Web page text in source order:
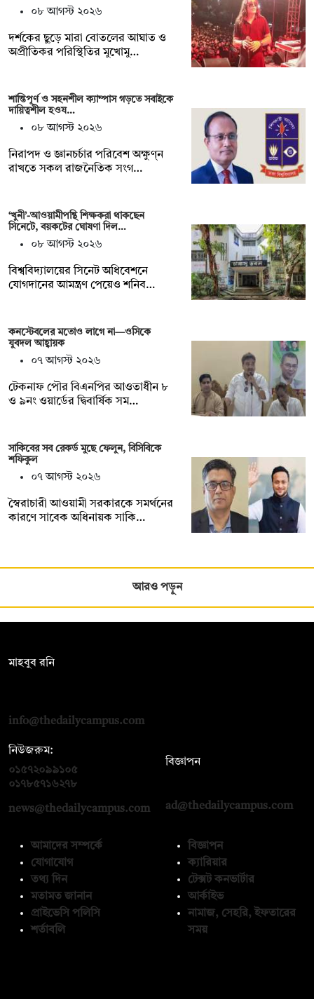
০৮ আগস্ট ২০২৬
দর্শকের ছুড়ে মারা বোতলের আঘাত ও
অপ্রীতিকর পরিস্থিতির মুখোমু…
শান্তিপূর্ণ ও সহনশীল ক্যাম্পাস গড়তে সবাইকে
দায়িত্বশীল হওয…
০৮ আগস্ট ২০২৬
নিরাপদ ও জ্ঞানচর্চার পরিবেশ অক্ষুণ্ন
রাখতে সকল রাজনৈতিক সংগ…
‘খুনী’-আওয়ামীপন্থি শিক্ষকরা থাকছেন
সিনেটে, বয়কটের ঘোষণা দিল…
০৮ আগস্ট ২০২৬
বিশ্ববিদ্যালয়ের সিনেট অধিবেশনে
যোগদানের আমন্ত্রণ পেয়েও শনিব…
কনস্টেবলের মতোও লাগে না—ওসিকে
যুবদল আহ্বায়ক
০৭ আগস্ট ২০২৬
টেকনাফ পৌর বিএনপির আওতাধীন ৮
ও ৯নং ওয়ার্ডের দ্বিবার্ষিক সম…
সাকিবের সব রেকর্ড মুছে ফেলুন, বিসিবিকে
শফিকুল
০৭ আগস্ট ২০২৬
স্বৈরাচারী আওয়ামী সরকারকে সমর্থনের
কারণে সাবেক অধিনায়ক সাকি…
আরও পড়ুন
মাহবুব রনি
info@thedailycampus.com
নিউজরুম:
০১৫৭২০৯৯১০৫
০১৭৮৫৭১৬২৭৮
news@thedailycampus.com
বিজ্ঞাপন
ad@thedailycampus.com
আমাদের সম্পর্কে
যোগাযোগ
তথ্য দিন
মতামত জানান
প্রাইভেসি পলিসি
শর্তাবলি
বিজ্ঞাপন
ক্যারিয়ার
টেক্সট কনভার্টার
আর্কাইভ
নামাজ, সেহরি, ইফতারের
সময়